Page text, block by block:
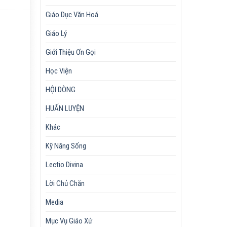
Giáo Dục Văn Hoá
Giáo Lý
Giới Thiệu Ơn Gọi
Học Viện
HỘI DÒNG
HUẤN LUYỆN
Khác
Kỹ Năng Sống
Lectio Divina
Lời Chủ Chăn
Media
Mục Vụ Giáo Xứ